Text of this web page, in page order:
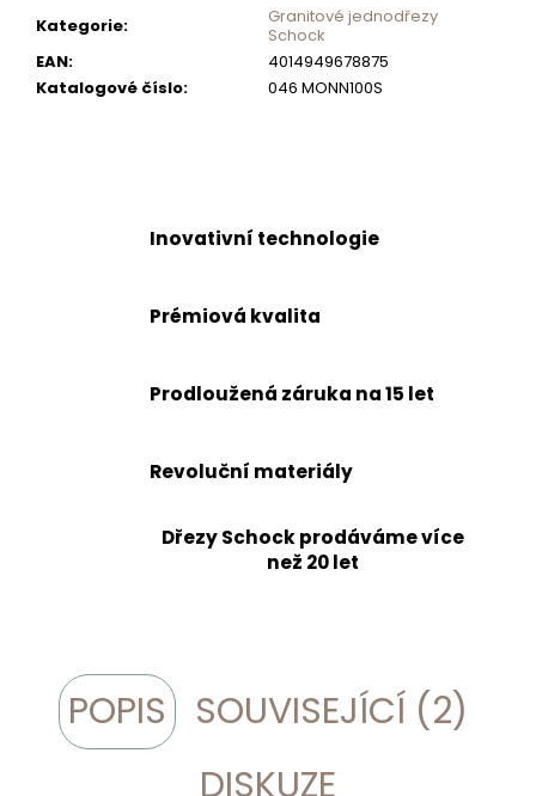
Kategorie:
Granitové jednodřezy
Schock
EAN:
4014949678875
Katalogové číslo: 046 MONN100S
Inovativní technologie
Prémiová kvalita
Prodloužená záruka na 15 let
Revoluční materiály
Dřezy Schock prodáváme více
než 20 let
POPIS
SOUVISEJÍCÍ (2)
DISKUZE
m
e